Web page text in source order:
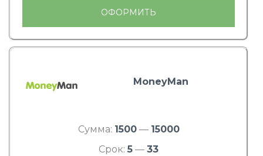
ОФОРМИТЬ
MoneyMan
Сумма: 1500— 15000
Срок: 5 — 33